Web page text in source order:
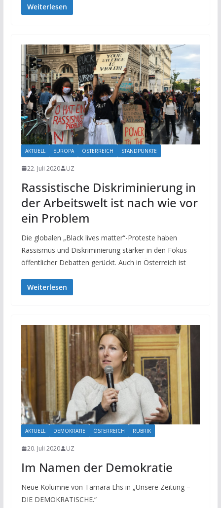
Weiterlesen
AKTUELL EUROPA ÖSTERREICH STANDPUNKTE
22. Juli 2020 UZ
Rassistische Diskriminierung in
der Arbeitswelt ist nach wie vor
ein Problem
Die globalen „Black lives matter“-Proteste haben
Rassismus und Diskriminierung stärker in den Fokus
öffentlicher Debatten gerückt. Auch in Österreich ist
Weiterlesen
AKTUELL DEMOKRATIE ÖSTERREICH RUBRIK
20. Juli 2020 UZ
Im Namen der Demokratie
Neue Kolumne von Tamara Ehs in „Unsere Zeitung –
DIE DEMOKRATISCHE.“